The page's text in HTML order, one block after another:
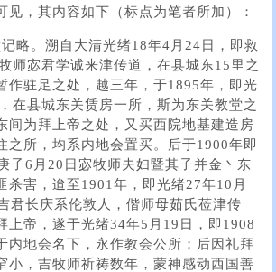
见，其内容如下（标点为笔者所加）：
略。溯自大清光绪18年4月24日，即救
师宓君学诚来津传道，在县城东15里之
作驻足之处，越三年，于1895年，即光
在县城东关赁房一所，斯为东关教堂之
间为拜上帝之处，又买西院地基建造房
之所，均系内地会置买。后于1900年即
子6月20日宓牧师夫妇暨其子并金丶东
杀害，迨至1901年，即光绪27年10月
君长庆系伦敦人，偕师母茹氏莅津传
上帝，遂于光绪34年5月19日，即1908
内地会名下，永作教会公所；后因礼拜
小，吉牧师祈祷数年，蒙神感动西国善